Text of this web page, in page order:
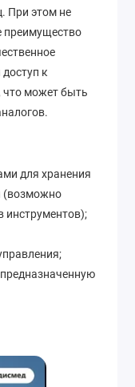
При этом не
преимущество
к
может быть
для хранения
(возможно
инструментов);